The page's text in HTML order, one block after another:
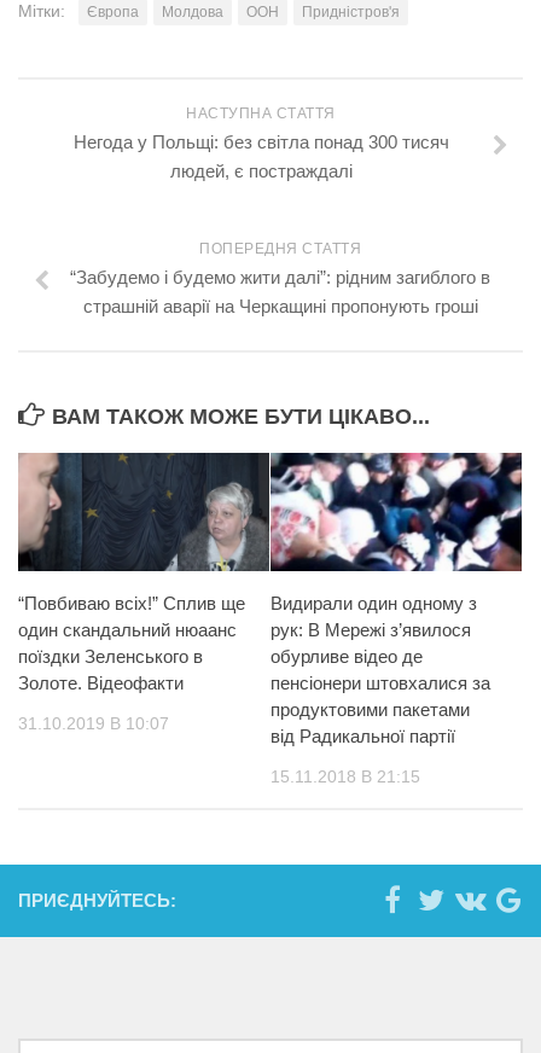
Мітки: Європа Молдова ООН Придністров'я
НАСТУПНА СТАТТЯ
Негода у Польщі: без світла понад 300 тисяч
людей, є постраждалі
ПОПЕРЕДНЯ СТАТТЯ
“Забудемо і будемо жити далі”: рідним загиблого в
страшній аварії на Черкащині пропонують гроші
ВАМ ТАКОЖ МОЖЕ БУТИ ЦІКАВО...
“Повбиваю всіх!” Сплив ще
один скандальний нюаанс
поїздки Зеленського в
Золоте. Відеофакти
31.10.2019 В 10:07
Видирали один одному з
рук: В Мережі з’явилося
обурливе відео де
пенсіонери штовхалися за
продуктовими пакетами
від Радикальної партії
15.11.2018 В 21:15
ПРИЄДНУЙТЕСЬ: